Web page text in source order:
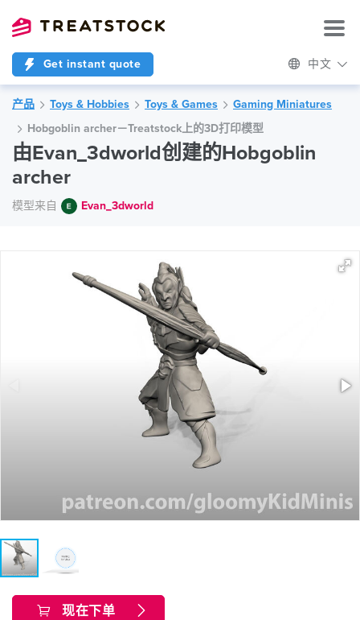
Get instant quote 中文
产品 Toys & Hobbies Toys & Games
Gaming Miniatures
Hobgoblin archer－Treatstock上的3D打印模型
由Evan_3dworld创建的Hobgoblin
archer
模型来自 Evan_3dworld
现在下单